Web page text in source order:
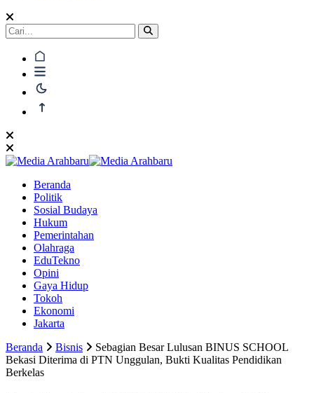
Beranda
Politik
Sosial Budaya
Hukum
Pemerintahan
Olahraga
EduTekno
Opini
Gaya Hidup
Tokoh
Ekonomi
Jakarta
Beranda
Bisnis
Sebagian Besar Lulusan BINUS SCHOOL
Bekasi Diterima di PTN Unggulan, Bukti Kualitas Pendidikan
Berkelas